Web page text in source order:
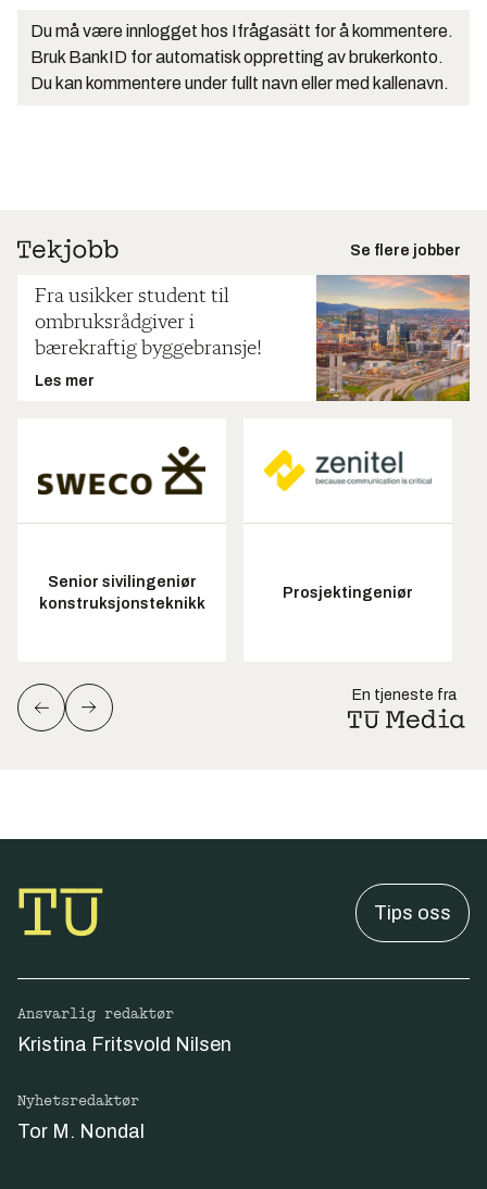
Du må være innlogget hos Ifrågasätt for å kommentere.
Bruk BankID for automatisk oppretting av brukerkonto.
Du kan kommentere under fullt navn eller med kallenavn.
Se flere jobber
Fra usikker student til
ombruksrådgiver i
bærekraftig byggebransje!
Les mer
Senior sivilingeniør
konstruksjonsteknikk
Prosjektingeniør
En tjeneste fra
Tips oss
Ansvarlig redaktør
Kristina Fritsvold Nilsen
Nyhetsredaktør
Tor M. Nondal